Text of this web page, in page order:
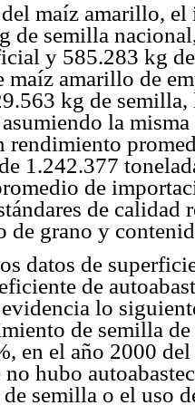
del maíz amarillo,
de semilla
y 585.283 kg
maíz amarillo de
kg de semilla,
la
rendimiento
1.242.377
de
de calidad
de grano y
datos de
de
lo
de semilla
en el año 2000
no hubo
semilla o el uso